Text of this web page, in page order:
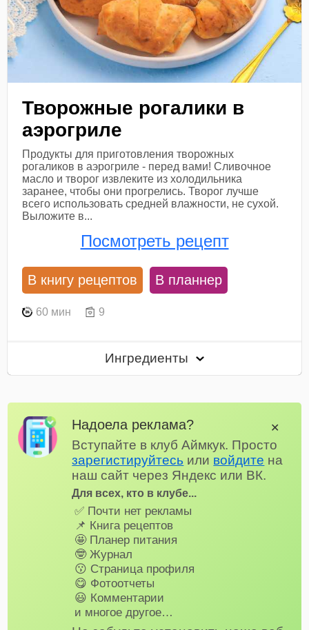
Творожные рогалики в
аэрогриле
Продукты для приготовления творожных
рогаликов в аэрогриле - перед вами! Сливочное
масло и творог извлеките из холодильника
заранее, чтобы они прогрелись. Творог лучше
всего использовать средней влажности, не сухой.
Выложите в...
Посмотреть рецепт
В книгу рецептов В планнер
60 мин 9
Ингредиенты
Надоела реклама?
Вступайте в клуб Аймкук. Просто
зарегистируйтесь или войдите на
наш сайт через Яндекс или ВК.
Для всех, кто в клубе...
✅ Почти нет рекламы
📌 Книга рецептов
🤩 Планер питания
🤓 Журнал
😗 Страница профиля
😋 Фотоотчеты
😃 Комментарии
и многое другое…
✕